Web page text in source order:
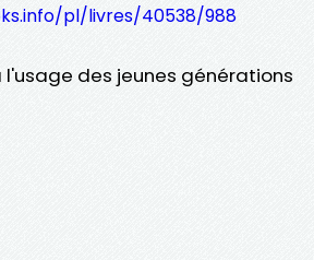
pl/livres/40538/988
des jeunes générations